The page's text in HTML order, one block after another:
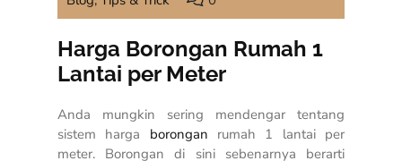
Harga Borongan Rumah 1
Lantai per Meter
Anda mungkin sering mendengar tentang
sistem harga borongan rumah 1 lantai per
meter. Borongan di sini sebenarnya berarti